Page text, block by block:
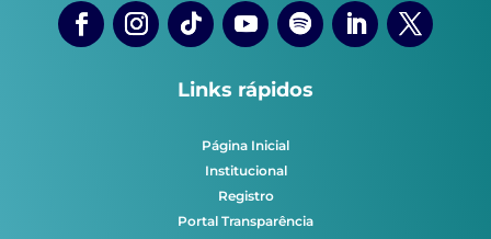
Links rápidos
Página Inicial
Institucional
Registro
Portal Transparência